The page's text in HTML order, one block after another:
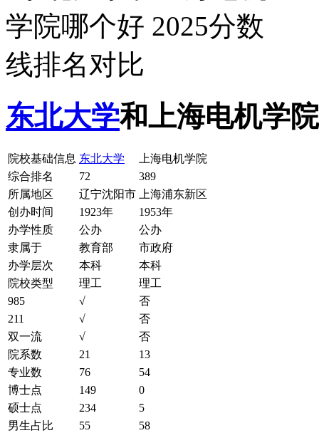
东北大学和上海电机学
院校基础信息 东北大学
上海电机学院
综合排名
72
389
所属地区
辽宁沈阳市
上海浦东新区
创办时间
1923年
1953年
办学性质
公办
公办
隶属于
教育部
市政府
办学层次
本科
本科
院校类型
理工
理工
985
√
否
211
√
否
双一流
√
否
院系数
21
13
专业数
76
54
博士点
149
0
硕士点
234
5
男生占比
55
58